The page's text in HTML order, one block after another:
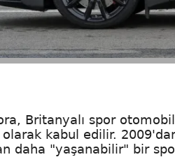
Britanyalı spor
kabul edilir.
daha "yaşanabilir" bir